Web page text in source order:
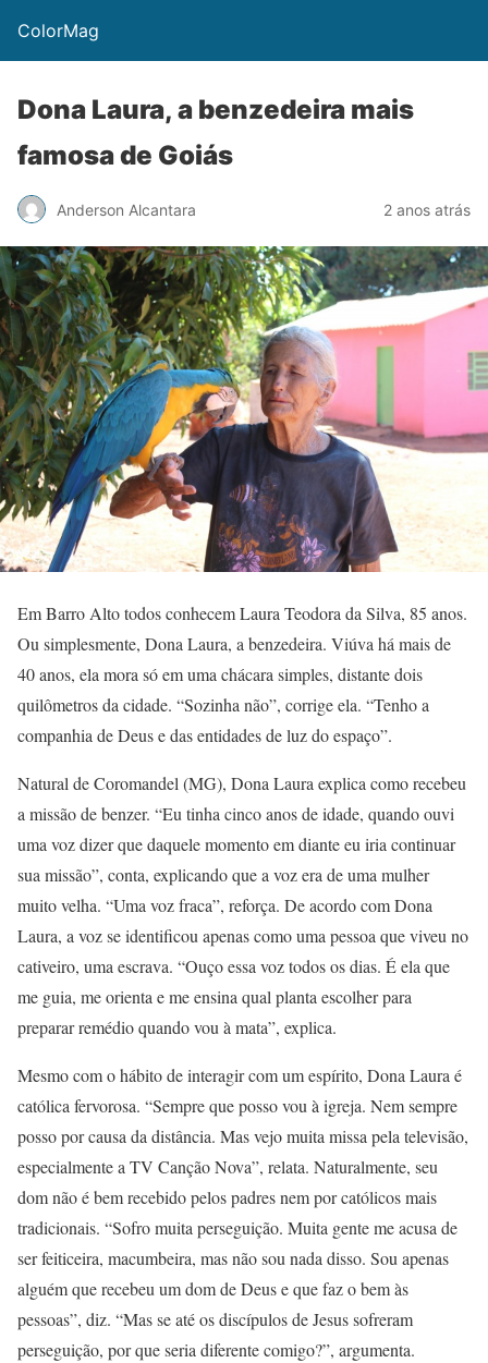
ColorMag
Dona Laura, a benzedeira mais
famosa de Goiás
Anderson Alcantara 2 anos atrás
Em Barro Alto todos conhecem Laura Teodora da Silva, 85 anos.
Ou simplesmente, Dona Laura, a benzedeira. Viúva há mais de
40 anos, ela mora só em uma chácara simples, distante dois
quilômetros da cidade. “Sozinha não”, corrige ela. “Tenho a
companhia de Deus e das entidades de luz do espaço”.
Natural de Coromandel (MG), Dona Laura explica como recebeu
a missão de benzer. “Eu tinha cinco anos de idade, quando ouvi
uma voz dizer que daquele momento em diante eu iria continuar
sua missão”, conta, explicando que a voz era de uma mulher
muito velha. “Uma voz fraca”, reforça. De acordo com Dona
Laura, a voz se identificou apenas como uma pessoa que viveu no
cativeiro, uma escrava. “Ouço essa voz todos os dias. É ela que
me guia, me orienta e me ensina qual planta escolher para
preparar remédio quando vou à mata”, explica.
Mesmo com o hábito de interagir com um espírito, Dona Laura é
católica fervorosa. “Sempre que posso vou à igreja. Nem sempre
posso por causa da distância. Mas vejo muita missa pela televisão,
especialmente a TV Canção Nova”, relata. Naturalmente, seu
dom não é bem recebido pelos padres nem por católicos mais
tradicionais. “Sofro muita perseguição. Muita gente me acusa de
ser feiticeira, macumbeira, mas não sou nada disso. Sou apenas
alguém que recebeu um dom de Deus e que faz o bem às
pessoas”, diz. “Mas se até os discípulos de Jesus sofreram
perseguição, por que seria diferente comigo?”, argumenta.